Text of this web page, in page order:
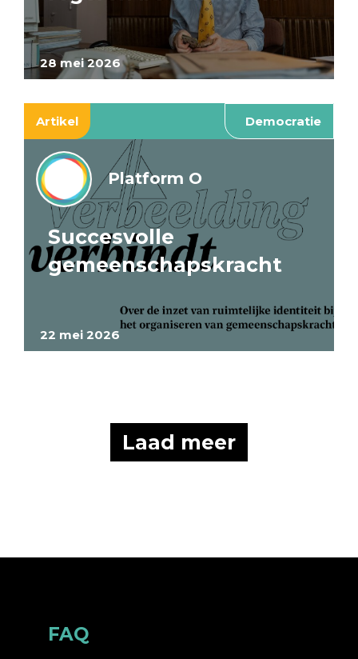
28 mei 2026
Artikel Democratie
22 mei 2026
Platform O
Succesvolle
gemeenschapskracht
Laad meer
Footer
FAQ